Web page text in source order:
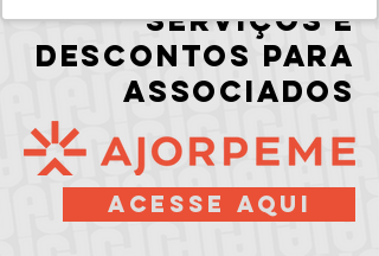
SERVIÇOS E
DESCONTOS PARA
ASSOCIADOS
ACESSE AQUI